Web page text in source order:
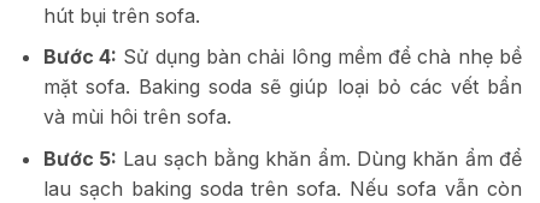
hút bụi trên sofa.
Bước 4: Sử dụng bàn chải lông mềm để chà nhẹ bề
mặt sofa. Baking soda sẽ giúp loại bỏ các vết bẩn
và mùi hôi trên sofa.
Bước 5: Lau sạch bằng khăn ẩm. Dùng khăn ẩm để
lau sạch baking soda trên sofa. Nếu sofa vẫn còn